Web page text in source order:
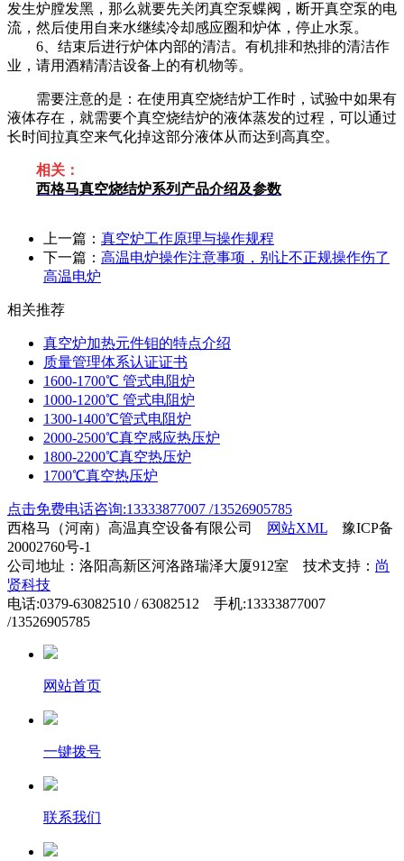
发生炉膛发黑，那么就要先关闭真空泵蝶阀，断开真空泵的电
流，然后使用自来水继续冷却感应圈和炉体，停止水泵。
6、结束后进行炉体内部的清洁。有机排和热排的清洁作
业，请用酒精清洁设备上的有机物等。
需要注意的是：在使用真空烧结炉工作时，试验中如果有
液体存在，就需要个真空烧结炉的液体蒸发的过程，可以通过
长时间拉真空来气化掉这部分液体从而达到高真空。
相关：
西格马真空烧结炉系列产品介绍及参数
上一篇： 真空炉工作原理与操作规程
下一篇： 高温电炉操作注意事项，别让不正规操作伤了
高温电炉
相关推荐
真空炉加热元件钼的特点介绍
质量管理体系认证证书
1600-1700℃ 管式电阻炉
1000-1200℃ 管式电阻炉
1300-1400℃管式电阻炉
2000-2500℃真空感应热压炉
1800-2200℃真空热压炉
1700℃真空热压炉
点击免费电话咨询:13333877007 /13526905785
西格马（河南）高温真空设备有限公司
网站XML 豫ICP备
20002760号-1
公司地址：洛阳高新区河洛路瑞泽大厦912室 技术支持： 尚
贤科技
电话:0379-63082510 / 63082512 手机:13333877007
/13526905785
网站首页
一键拨号
联系我们